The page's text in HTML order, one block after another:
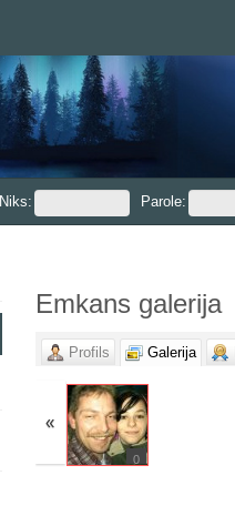
Niks: Parole:
Emkans galerija
Profils Galerija
«
0